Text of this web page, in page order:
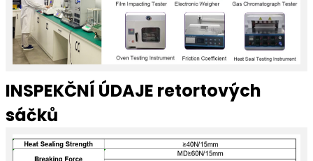
INSPEKČNÍ ÚDAJE retortových
sáčků